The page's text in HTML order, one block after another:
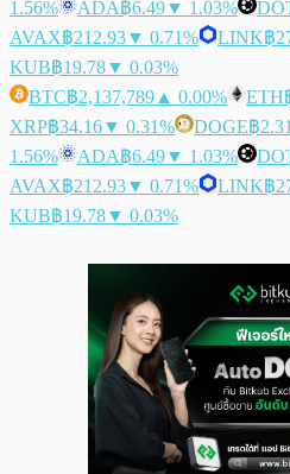
1.56%
ADA฿6.49▼ 1.03%
AVAX฿212.93▼ 0.71% LINK฿
KUB฿19.78▼ 0.03%
BTC฿2,137,789 ▲ 0.00% ETH
XRP฿34.16▼ 0.31% DOGE฿2.31
1.56%
ADA฿6.49▼ 1.03%
AVAX฿212.93▼ 0.71% LINK฿
KUB฿19.78▼ 0.03%